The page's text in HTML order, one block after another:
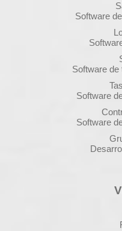
Software
Software de
Software
Software